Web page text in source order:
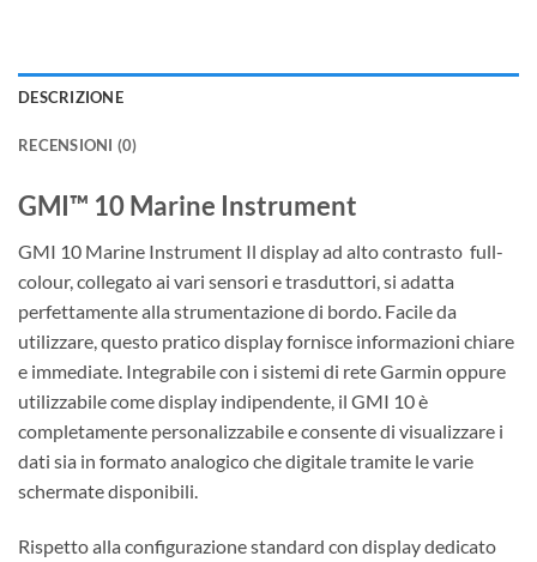
DESCRIZIONE
RECENSIONI (0)
GMI™ 10 Marine Instrument
GMI 10 Marine Instrument Il display ad alto contrasto full-
colour, collegato ai vari sensori e trasduttori, si adatta
perfettamente alla strumentazione di bordo. Facile da
utilizzare, questo pratico display fornisce informazioni chiare
e immediate. Integrabile con i sistemi di rete Garmin oppure
utilizzabile come display indipendente, il GMI 10 è
completamente personalizzabile e consente di visualizzare i
dati sia in formato analogico che digitale tramite le varie
schermate disponibili.
Rispetto alla configurazione standard con display dedicato